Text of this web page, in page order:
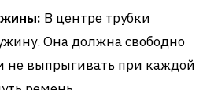
В центре трубки
Она должна свободно
не выпрыгивать при каждой